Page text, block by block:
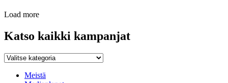
Load more
Katso kaikki kampanjat
Katso
kampanjat
Meistä